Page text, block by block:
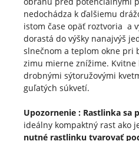
nedochádza k ďalšiemu
istom čase opäť roztvoria a
dorastá do výšky nanajvýš
slnečnom a teplom okne pri
zimu mierne znížime.
drobnými sýtoružovými
guľatých súkvetí.
Upozornenie : Rastlinka sa
ideálny kompaktný rast ako
nutné rastlinku tvarovať